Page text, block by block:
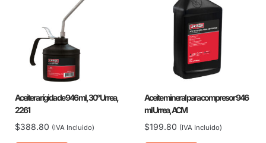
Aceitera rígida de 946 ml, 30° Urrea,
2261
$388.80 (IVA Incluido)
Aceite mineral para compresor 946
ml Urrea, ACM
$199.80 (IVA Incluido)